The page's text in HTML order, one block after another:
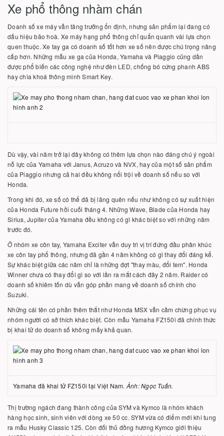
Xe phổ thông nhàm chán
Doanh số xe máy vẫn tăng trưởng ổn định, nhưng sản phẩm lại đang có
dấu hiệu bão hoà. Xe máy hạng phổ thông chỉ quẩn quanh vài lựa chọn
quen thuộc. Xe tay ga có doanh số tốt hơn xe số nên được chú trọng nâng
cấp hơn. Những mẫu xe ga của Honda, Yamaha và Piaggio cũng dần
được phổ biến các công nghệ như đèn LED, chống bó cứng phanh ABS
hay chìa khoá thông minh Smart Key.
Dù vậy, vài năm trở lại đây không có thêm lựa chọn nào đáng chú ý ngoài
nỗ lực của Yamaha với Janus, Acruzo và NVX, hay của một số sản phẩm
của Piaggio nhưng cả hai đều không nổi trội về doanh số nếu so với
Honda.
Trong khi đó, xe số có thể đã bị lãng quên nếu như không có sự xuất hiện
của Honda Future hồi cuối tháng 4. Những Wave, Blade của Honda hay
Sirius, Jupiter của Yamaha đều không có gì khác biệt so với những năm
trước đó.
Ở nhóm xe côn tay, Yamaha Exciter vẫn duy trì vị trí đứng đầu phân khúc
xe côn tay phổ thông, nhưng đã gần 4 năm không có gì thay đổi đáng kể.
Sự khác biệt giữa các năm chỉ là những đợt "thay màu, đổi tem". Honda
Winner chưa có thay đổi gì so với lần ra mắt cách đây 2 năm. Raider có
doanh số khiêm tốn dù vẫn góp phần mang về doanh số chính cho
Suzuki.
Những cái tên có phần thêm thắt như Honda MSX vẫn cầm chừng phục vụ
nhóm người có sở thích khác biệt. Còn mẫu Yamaha FZ150i đã chính thức
bị khai tử do doanh số không mấy khả quan.
Yamaha đã khai tử FZ150i tại Việt Nam. Ảnh: Ngọc Tuấn.
Thị trường ngách đang thành công của SYM và Kymco là nhóm khách
hàng học sinh, sinh viên với dòng xe 50 cc. SYM vừa có điểm mới khi tung
ra mẫu Husky Classic 125. Còn đối thủ đồng hương Kymco giới thiệu